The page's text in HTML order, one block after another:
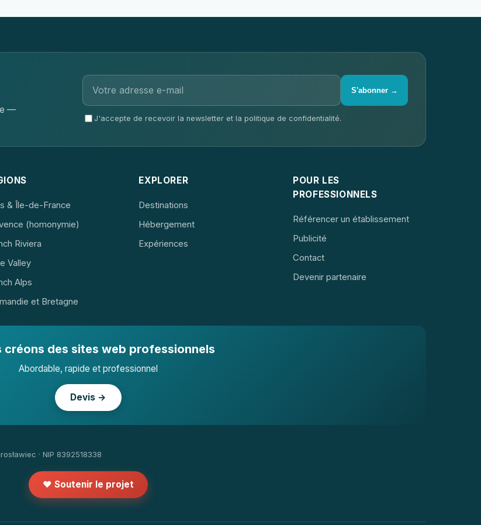
—
S'abonner →
J'accepte de recevoir la newsletter et la politique de confidentialité.
& Île-de-France
(homonymie)
Riviera
Valley
Alps
et Bretagne
EXPLORER
Destinations
Hébergement
Expériences
POUR LES
PROFESSIONNELS
Référencer un établissement
Publicité
Contact
Devenir partenaire
créons des sites web professionnels
Abordable, rapide et professionnel
Devis →
· NIP 8392518338
❤️ Soutenir le projet